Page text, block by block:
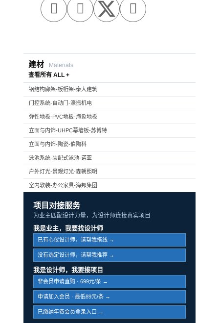
  
建材
Materials
查看所有 ALL +
钢结构廊架-板桁架-泰大建筑
门控系统-自动门-濠振机电
弹性地板-PVC地板-海象地板
立面与内饰-UHPC幕墙板-苏博特
立面与内饰-陶瓷-伯陶科
泳池系统-装配式泳池-诺亚
户外灯光-景观灯光-森朝照明
室内软装-办公家具-海邦集团
项目对接服务
为业主匹配设计力量，为设计师连接真实项目
我是业主，我要找设计师
已有心仪设计师，请帮我搭线 →
没有选定设计师，请帮我推荐 →
我是设计师，我要接项目
非会员申请直购 · 699元/条 →
申请加入会员 · 最低89元/条 →
已缴纳年费会员登录入口 →